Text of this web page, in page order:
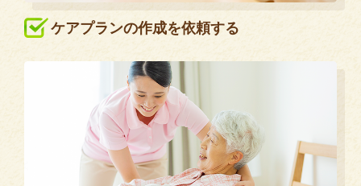
ケアプランの作成を依頼する